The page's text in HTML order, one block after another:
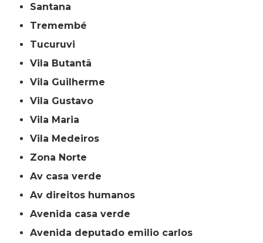
Santana
Tremembé
Tucuruvi
Vila Butantã
Vila Guilherme
Vila Gustavo
Vila Maria
Vila Medeiros
Zona Norte
av casa verde
av direitos humanos
avenida casa verde
avenida deputado emilio carlos